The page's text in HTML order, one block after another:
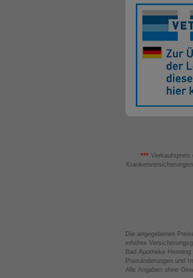
*** Verkaufspreis
Die angegebenen
erhöhte
Bad Apotheke
Preisänderungen und
Alle Angaben ohne